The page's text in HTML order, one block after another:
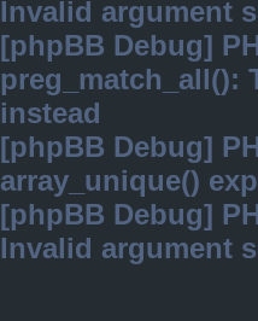
Invalid argument
[phpBB Debug]
preg_match_all():
instead
[phpBB Debug]
array_unique()
[phpBB Debug]
Invalid argument